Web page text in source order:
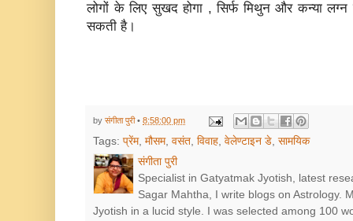
लोगों के लिए सुखद होगा , सिर्फ मिथुन और कन्‍या लग्‍न
सकती है।
by संगीता पुरी• 8:58:00 pm
Tags: प्रेंम, मौसम, वसंत, विवाह, वेलेण्‍टाइन डे, सामयिक
संगीता पुरी
Specialist in Gatyatmak Jyotish, latest
Sagar Mahtha, I write blogs on Astrology.
Jyotish in a lucid style. I was selected among 100